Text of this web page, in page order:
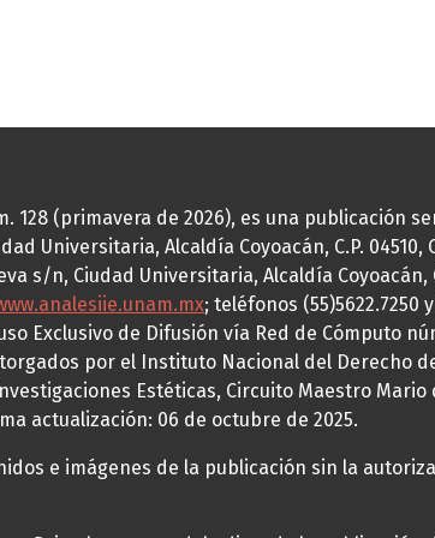
128 (primavera de 2026), es una publicación
Universitaria, Alcaldía Coyoacán, C.P.
s/n, Ciudad Universitaria, Alcaldía Coyoacán,
; teléfonos (55)5622.7250
Exclusivo de Difusión vía Red de Cómputo
por el Instituto Nacional del Derecho
Estéticas, Circuito Maestro Mario
actualización: 06 de octubre de 2025.
e imágenes de la publicación sin la